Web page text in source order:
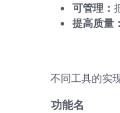
可管理：
提高质量：
不同工具的实
功能名